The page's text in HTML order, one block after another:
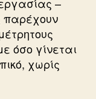
παρέχουν
όσο γίνεται
χωρίς